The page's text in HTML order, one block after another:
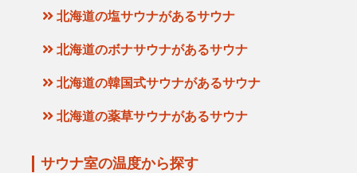
北海道の塩サウナがあるサウナ
北海道のボナサウナがあるサウナ
北海道の韓国式サウナがあるサウナ
北海道の薬草サウナがあるサウナ
サウナ室の温度から探す